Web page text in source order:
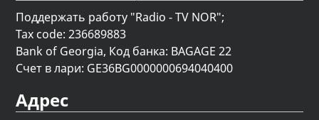
Поддержать работу "Radio - TV NOR";
Tax code: 236689883
Bank of Georgia, Код банка: BAGAGE 22
Счет в лари: GE36BG0000000694040400
Адрес